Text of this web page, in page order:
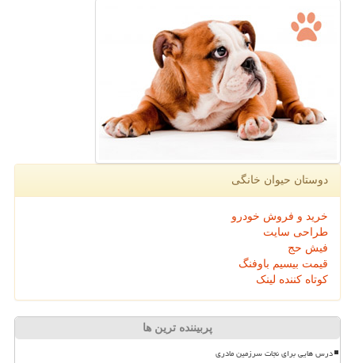
دوستان حیوان خانگی
خرید و فروش خودرو
طراحی سایت
فیش حج
قیمت بیسیم باوفنگ
کوتاه کننده لینک
پربیننده ترین ها
درس هایی برای نجات سرزمین مادری